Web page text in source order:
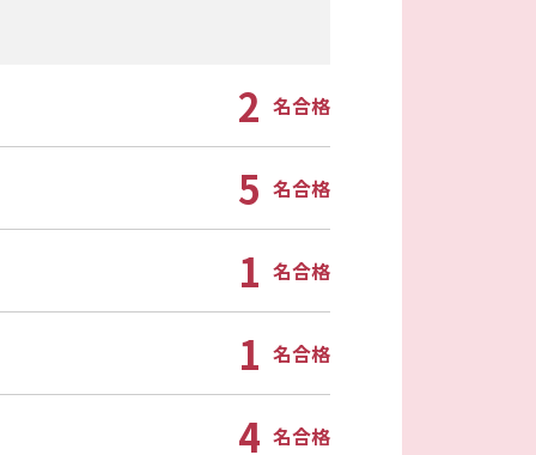
2 名合格
5 名合格
1 名合格
1 名合格
4 名合格